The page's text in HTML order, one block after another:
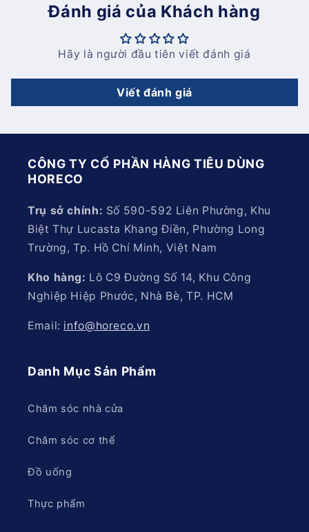
Đánh giá của Khách hàng
Hãy là người đầu tiên viết đánh giá
Viết đánh giá
CÔNG TY CỔ PHẦN HÀNG TIÊU DÙNG
HORECO
Trụ sở chính: Số 590-592 Liên Phường, Khu
Biệt Thự Lucasta Khang Điền, Phường Long
Trường, Tp. Hồ Chí Minh, Việt Nam
Kho hàng: Lô C9 Đường Số 14, Khu Công
Nghiệp Hiệp Phước, Nhà Bè, TP. HCM
Email: info@horeco.vn
Danh Mục Sản Phẩm
Chăm sóc nhà cửa
Chăm sóc cơ thể
Đồ uống
Thực phẩm